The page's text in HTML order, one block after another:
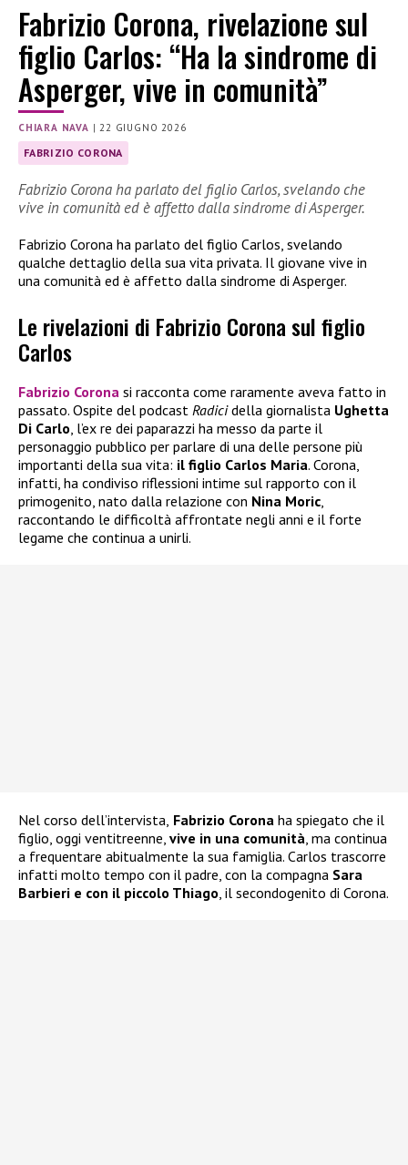
Fabrizio Corona, rivelazione sul
figlio Carlos: “Ha la sindrome di
Asperger, vive in comunità”
CHIARA NAVA |22 GIUGNO 2026
FABRIZIO CORONA
Fabrizio Corona ha parlato del figlio Carlos, svelando che
vive in comunità ed è affetto dalla sindrome di Asperger.
Fabrizio Corona ha parlato del figlio Carlos, svelando
qualche dettaglio della sua vita privata. Il giovane vive in
una comunità ed è affetto dalla sindrome di Asperger.
Le rivelazioni di Fabrizio Corona sul figlio
Carlos
Fabrizio Corona si racconta come raramente aveva fatto in
passato. Ospite del podcast Radicidella giornalista Ughetta
Di Carlo, l’ex re dei paparazzi ha messo da parte il
personaggio pubblico per parlare di una delle persone più
importanti della sua vita: il figlio Carlos Maria. Corona,
infatti, ha condiviso riflessioni intime sul rapporto con il
primogenito, nato dalla relazione con Nina Moric,
raccontando le difficoltà affrontate negli anni e il forte
legame che continua a unirli.
Nel corso dell’intervista, Fabrizio Corona ha spiegato che il
figlio, oggi ventitreenne, vive in una comunità, ma continua
a frequentare abitualmente la sua famiglia. Carlos trascorre
infatti molto tempo con il padre, con la compagna Sara
Barbieri e con il piccolo Thiago, il secondogenito di Corona.